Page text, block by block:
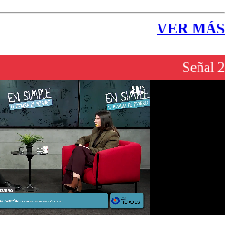
VER MÁS
Señal 2